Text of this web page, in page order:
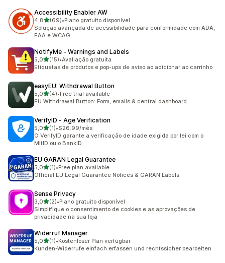
Accessibility Enabler AW
4,8de 5 estrelas
(69)
69 avaliações ao todo
•Plano gratuito disponível
Solução avançada de acessibilidade para conformidade com ADA,
EAA e WCAG
NotifyMe ‑ Warnings and Labels
5,0de 5 estrelas
(15)
15 avaliações ao todo
•Avaliação gratuita
Etiquetas de produtos e pop-ups de aviso ao adicionar ao carrinho
easyEU: Withdrawal Button
5,0de 5 estrelas
(4)
4 avaliações ao todo
•Free trial available
EU Withdrawal Button: Form, emails & central dashboard.
VerifyID ‑ Age Verification
5,0de 5 estrelas
(1)
1 avaliações ao todo
•$26.99/mês
O VerifyID garante a verificação de idade exigida por lei com o
MitID ou o BankID
EU GARAN Legal Guarantee
5,0de 5 estrelas
(1)
1 avaliações ao todo
•Free plan available
Official EU Legal Guarantee Notices & GARAN Labels
Sense Privacy
3,0de 5 estrelas
(2)
2 avaliações ao todo
•Plano gratuito disponível
Simplifique o consentimento de cookies e as aprovações de
privacidade na sua loja
Widerruf Manager
5,0de 5 estrelas
(1)
1 avaliações ao todo
•Kostenloser Plan verfügbar
Kunden-Widerrufe einfach erfassen und rechtssicher bearbeiten.